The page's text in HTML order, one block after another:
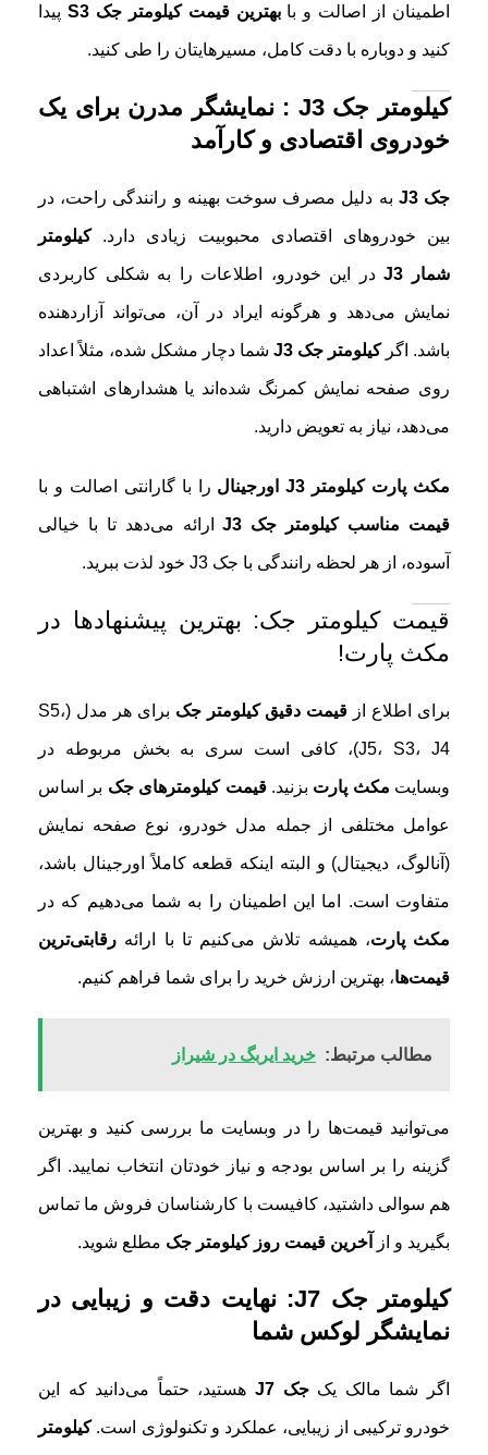
اطمینان از اصالت و بابهترین قیمت کیلومتر جک S3 پیدا
کنید و دوباره با دقت کامل، مسیرهایتان را طی کنید.
کیلومتر جک J3 : نمایشگر مدرن برای یک
خودروی اقتصادی و کارآمد
جک J3 به دلیل مصرف سوخت بهینه و رانندگی راحت، در
بین خودروهای اقتصادی محبوبیت زیادی دارد.کیلومتر
شمار J3 در این خودرو، اطلاعات را به شکلی کاربردی
نمایش می‌دهد و هرگونه ایراد در آن، می‌تواند آزاردهنده
باشد. اگرکیلومتر جک J3 شما دچار مشکل شده، مثلاً اعداد
روی صفحه نمایش کمرنگ شده‌اند یا هشدارهای اشتباهی
می‌دهد، نیاز به تعویض دارید.
مکث پارت کیلومتر J3 اورجینال را با گارانتی اصالت و با
قیمت مناسب کیلومتر جک J3 ارائه می‌دهد تا با خیالی
آسوده، از هر لحظه رانندگی با جک J3 خود لذت ببرید.
قیمت کیلومتر جک: بهترین پیشنهادها در
مکث پارت!
برای اطلاع از قیمت دقیق کیلومتر جک برای هر مدل (S5،
J5، S3، J4)، کافی است سری به بخش مربوطه در
وبسایت مکث پارت بزنید.قیمت کیلومترهای جک بر اساس
عوامل مختلفی از جمله مدل خودرو، نوع صفحه نمایش
(آنالوگ، دیجیتال) و البته اینکه قطعه کاملاً اورجینال باشد،
متفاوت است. اما این اطمینان را به شما می‌دهیم که در
مکث پارت، همیشه تلاش می‌کنیم تا با ارائه رقابتی‌ترین
قیمت‌ها، بهترین ارزش خرید را برای شما فراهم کنیم.
مطالب مرتبط: خرید ایربگ در شیراز
می‌توانید قیمت‌ها را در وبسایت ما بررسی کنید و بهترین
گزینه را بر اساس بودجه و نیاز خودتان انتخاب نمایید. اگر
هم سوالی داشتید، کافیست با کارشناسان فروش ما تماس
بگیرید و از آخرین قیمت روز کیلومتر جک مطلع شوید.
کیلومتر جک J7: نهایت دقت و زیبایی در
نمایشگر لوکس شما
اگر شما مالک یکجک J7 هستید، حتماً می‌دانید که این
خودرو ترکیبی از زیبایی، عملکرد و تکنولوژی است.کیلومتر